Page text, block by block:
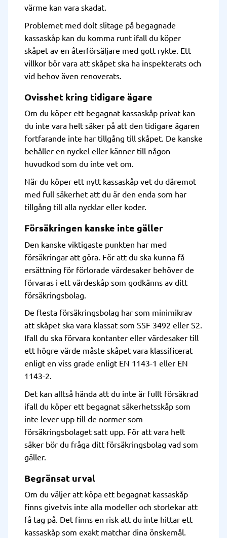
värme kan vara skadat.
Problemet med dolt slitage på begagnade
kassaskåp kan du komma runt ifall du köper
skåpet av en återförsäljare med gott rykte. Ett
villkor bör vara att skåpet ska ha inspekterats och
vid behov även renoverats.
Ovisshet kring tidigare ägare
Om du köper ett begagnat kassaskåp privat kan
du inte vara helt säker på att den tidigare ägaren
fortfarande inte har tillgång till skåpet. De kanske
behåller en nyckel eller känner till någon
huvudkod som du inte vet om.
När du köper ett nytt kassaskåp vet du däremot
med full säkerhet att du är den enda som har
tillgång till alla nycklar eller koder.
Försäkringen kanske inte gäller
Den kanske viktigaste punkten har med
försäkringar att göra. För att du ska kunna få
ersättning för förlorade värdesaker behöver de
förvaras i ett värdeskåp som godkänns av ditt
försäkringsbolag.
De flesta försäkringsbolag har som minimikrav
att skåpet ska vara klassat som SSF 3492 eller S2.
Ifall du ska förvara kontanter eller värdesaker till
ett högre värde måste skåpet vara klassificerat
enligt en viss grade enligt EN 1143-1 eller EN
1143-2.
Det kan alltså hända att du inte är fullt försäkrad
ifall du köper ett begagnat säkerhetsskåp som
inte lever upp till de normer som
försäkringsbolaget satt upp. För att vara helt
säker bör du fråga ditt försäkringsbolag vad som
gäller.
Begränsat urval
Om du väljer att köpa ett begagnat kassaskåp
finns givetvis inte alla modeller och storlekar att
få tag på. Det finns en risk att du inte hittar ett
kassaskåp som exakt matchar dina önskemål.